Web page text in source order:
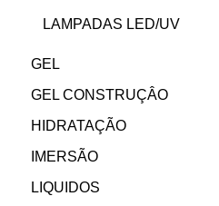
LAMPADAS LED/UV
GEL
GEL CONSTRUÇÂO
HIDRATAÇÃO
IMERSÃO
LIQUIDOS